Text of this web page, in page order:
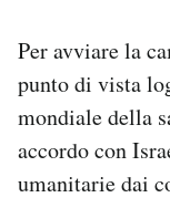
Per avviare la
punto di vista
mondiale della
accordo con
umanitarie dai